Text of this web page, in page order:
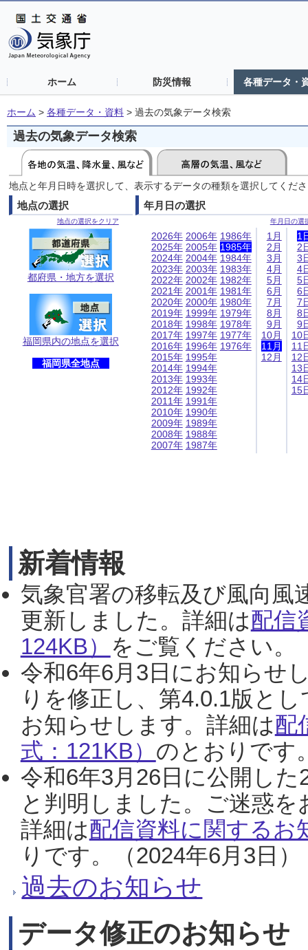
ホーム 防災情報 各種データ・
ホーム > 各種データ・資料 > 過去の気象データ検索
過去の気象データ検索
地点と年月日時を選択して、表示するデータの種類を選択してくだ
地点の選択
地点の選択をクリア
都府県・地方を選択
福岡県内の地点を選択
福岡県全地点
年月日の選択
年月日の選
2026年
2025年
2024年
2023年
2022年
2021年
2020年
2019年
2018年
2017年
2016年
2015年
2014年
2013年
2012年
2011年
2010年
2009年
2008年
2007年
2006年
2005年
2004年
2003年
2002年
2001年
2000年
1999年
1998年
1997年
1996年
1995年
1994年
1993年
1992年
1991年
1990年
1989年
1988年
1987年
1986年
1985年
1984年
1983年
1982年
1981年
1980年
1979年
1978年
1977年
1976年
1月
2月
3月
4月
5月
6月
7月
8月
9月
10月
11月
12月
1
2
3
4
5
6
7
8
9
10
11
12
13
14
15
新着情報
気象官署の移転及び風向風
更新しました。詳細は配信
124KB） をご覧ください。
令和6年6月3日にお知らせ
りを修正し、第4.0.1版と
お知らせします。詳細は配
式：121KB） のとおりです
令和6年3月26日に公開し
と判明しました。ご迷惑
詳細は配信資料に関するお
りです。（2024年6月3日）
過去のお知らせ
データ修正のお知らせ